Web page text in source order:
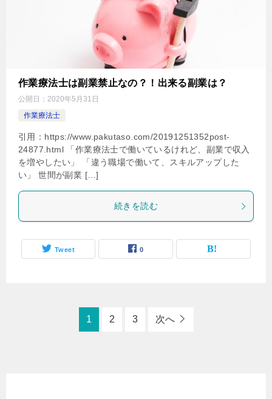
作業療法士は副業禁止なの？！出来る副業は？
公開日： 2020年5月31日
作業療法士
引用：https://www.pakutaso.com/20191251352post-
24877.html 「作業療法士で働いているけれど、副業で収入
を増やしたい」 「違う職場で働いて、スキルアップした
い」 世間が副業 […]
続きを読む
Tweet 0
1 2 3 次へ